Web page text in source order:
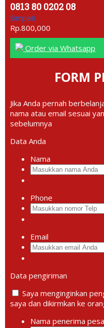
0813 80 0202 08
Simpati
Rp.800,000
Order via Whatsapp
FORM
Jika Anda pernah
nama atau email sesuai
sebelumnya
Data Anda
Nama
Phone
Email
Data pengiriman
Saya menginginkan
saya dan dikirmkan ke
Nama penerima